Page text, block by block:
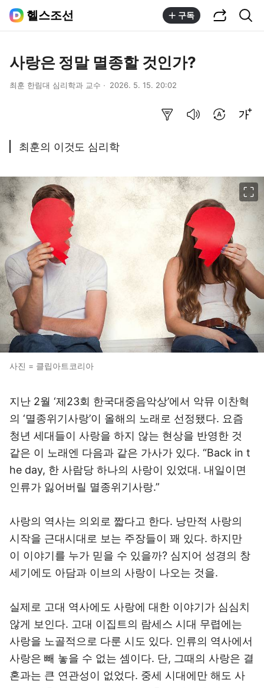
헬스조선 구독
사랑은 정말 멸종할 것인가?
최훈 한림대 심리학과 교수 2026. 5. 15. 20:02
최훈의 이것도 심리학
사진 = 클립아트코리아
지난 2월 ‘제23회 한국대중음악상’에서 악뮤 이찬혁
의 ‘멸종위기사랑’이 올해의 노래로 선정됐다. 요즘
청년 세대들이 사랑을 하지 않는 현상을 반영한 것
같은 이 노래엔 다음과 같은 가사가 있다. “Back in t
he day, 한 사람당 하나의 사랑이 있었대. 내일이면
인류가 잃어버릴 멸종위기사랑.”
사랑의 역사는 의외로 짧다고 한다. 낭만적 사랑의
시작을 근대시대로 보는 주장들이 꽤 있다. 하지만
이 이야기를 누가 믿을 수 있을까? 심지어 성경의 창
세기에도 아담과 이브의 사랑이 나오는 것을.
실제로 고대 역사에도 사랑에 대한 이야기가 심심치
않게 보인다. 고대 이집트의 람세스 시대 무렵에는
사랑을 노골적으로 다룬 시도 있다. 인류의 역사에서
사랑은 빼 놓을 수 없는 셈이다. 단, 그때의 사랑은 결
혼과는 큰 연관성이 없었다. 중세 시대에만 해도 사